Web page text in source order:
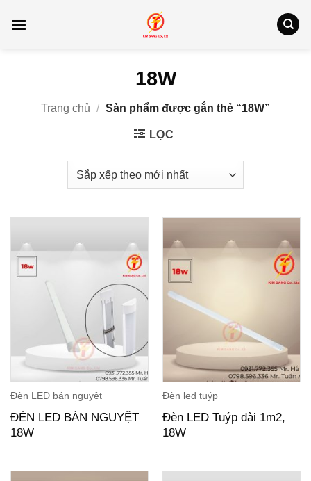
qua
18W
Trang chủ / Sản phẩm được gắn thẻ “18W”
LỌC
Đèn LED bán nguyệt
ĐÈN LED BÁN NGUYỆT
18W
Đèn led tuýp
Đèn LED Tuýp dài 1m2,
18W